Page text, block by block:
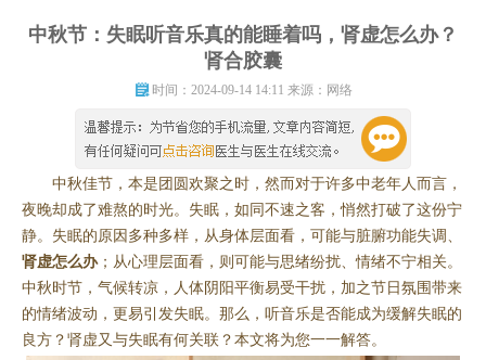
中秋节：失眠听音乐真的能睡着吗，肾虚怎么办？
肾合胶囊
时间：2024-09-14 14:11 来源：网络
中秋佳节，本是团圆欢聚之时，然而对于许多中老年人而言，
夜晚却成了难熬的时光。失眠，如同不速之客，悄然打破了这份宁
静。失眠的原因多种多样，从身体层面看，可能与脏腑功能失调、
肾虚怎么办；从心理层面看，则可能与思绪纷扰、情绪不宁相关。
中秋时节，气候转凉，人体阴阳平衡易受干扰，加之节日氛围带来
的情绪波动，更易引发失眠。那么，听音乐是否能成为缓解失眠的
良方？肾虚又与失眠有何关联？本文将为您一一解答。